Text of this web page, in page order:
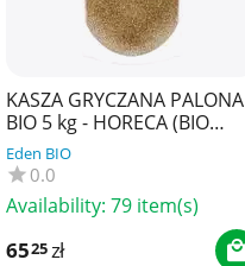
KASZA GRYCZANA PALONA
BIO 5 kg - HORECA (BIO
PLANET)
Eden BIO
0.0
Availability: 79 item(s)
6525zł